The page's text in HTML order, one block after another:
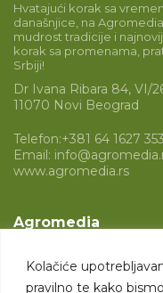
Kolačiće
pravilno te kako
Hvatajući korak sa
današnjice, na
mudrost tradicije i
korak sa promenama,
Srbiji!
Dr Ivana Ribara 84, VI/
11070 Novi Beograd
Telefon:+381 64 1627 353
Email:
www.agromedia.rs
Agromedia
Svet poljoprivrede